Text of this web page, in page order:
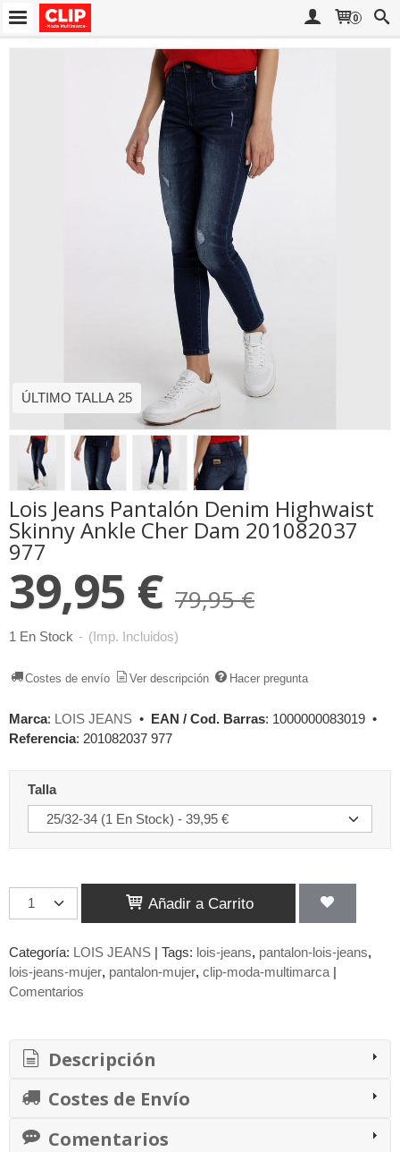
0
ÚLTIMO TALLA 25
Lois Jeans Pantalón Denim Highwaist
Skinny Ankle Cher Dam 201082037
977
39,95 € 79,95 €
1 En Stock - (Imp. Incluidos)
Costes de envío Ver descripción Hacer pregunta
Marca: LOIS JEANS • EAN / Cod. Barras: 1000000083019 •
Referencia: 201082037 977
Talla
Añadir a Carrito
Categoría: LOIS JEANS | Tags: lois-jeans pantalon-lois-jeans
lois-jeans-mujer pantalon-mujer clip-moda-multimarca |
Comentarios
Descripción
Costes de Envío
Comentarios